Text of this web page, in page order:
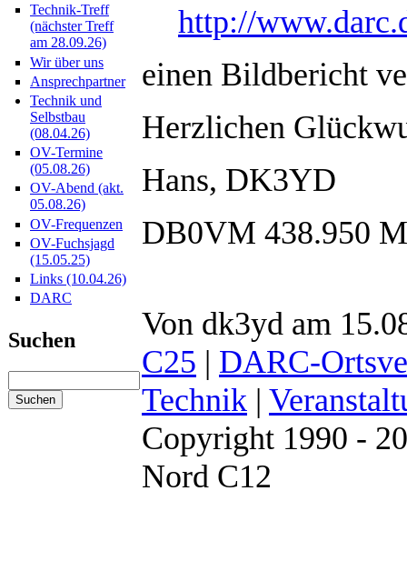
Technik-Treff
(nächster Treff
am 28.09.26)
Wir über uns
Ansprechpartner
Technik und
Selbstbau
(08.04.26)
OV-Termine
(05.08.26)
OV-Abend (akt.
05.08.26)
OV-Frequenzen
OV-Fuchsjagd
(15.05.25)
Links (10.04.26)
DARC
Suchen
http://
einen Bildbericht
Herzlichen
Hans, DK3YD
DB0VM 438.950
Von dk3yd am
C25 | DARC-
Technik |
Copyright 1990 -
Nord C12